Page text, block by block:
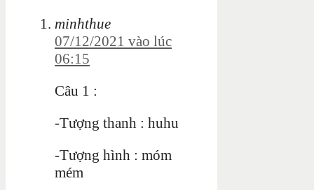
minhthue
07/12/2021 vào lúc
06:15
Câu 1 :
-Tượng thanh : huhu
-Tượng hình : móm
mém